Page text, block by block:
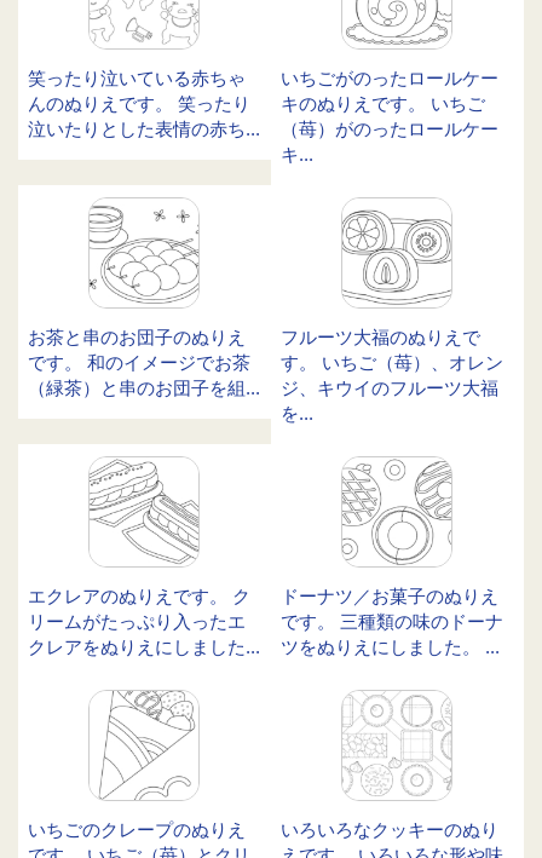
笑ったり泣いている赤ちゃ
んのぬりえです。 笑ったり
泣いたりとした表情の赤ち...
いちごがのったロールケー
キのぬりえです。 いちご
（苺）がのったロールケー
キ...
お茶と串のお団子のぬりえ
です。 和のイメージでお茶
（緑茶）と串のお団子を組...
フルーツ大福のぬりえで
す。 いちご（苺）、オレン
ジ、キウイのフルーツ大福
を...
エクレアのぬりえです。 ク
リームがたっぷり入ったエ
クレアをぬりえにしました...
ドーナツ／お菓子のぬりえ
です。 三種類の味のドーナ
ツをぬりえにしました。 ...
いちごのクレープのぬりえ
いろいろなクッキーのぬり